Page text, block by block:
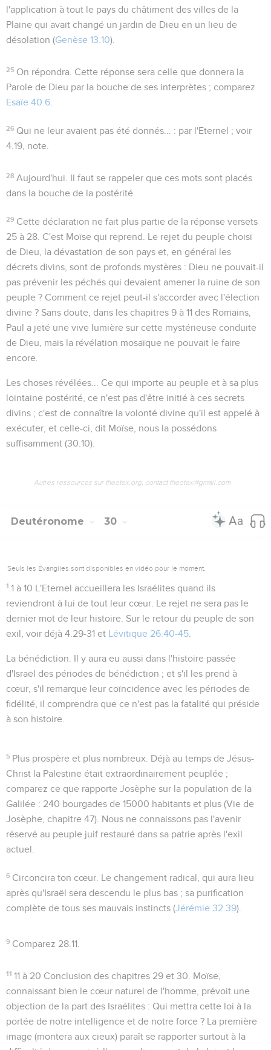
l'application à tout le pays du châtiment des villes de la
Plaine qui avait changé un jardin de Dieu en un lieu de
désolation (Genèse 13.10).
25 On répondra . Cette réponse sera celle que donnera la
Parole de Dieu par la bouche de ses interprètes ; comparez
Esaïe 40.6
26 Qui ne leur avaient pas été donnés...
: par l'Eternel ; voir
4.19 , note.
28 Aujourd'hui . Il faut se rappeler que ces mots sont placés
dans la bouche de la postérité.
29 Cette déclaration ne fait plus partie de la réponse versets
25 à 28. C'est Moïse qui reprend. Le rejet du peuple choisi
de Dieu, la dévastation de son pays et, en général les
décrets divins, sont de profonds mystères : Dieu ne pouvait-il
pas prévenir les péchés qui devaient amener la ruine de son
peuple ? Comment ce rejet peut-il s'accorder avec l'élection
divine ? Sans doute, dans les chapitres 9 à 11 des Romains,
Paul a jeté une vive lumière sur cette mystérieuse conduite
de Dieu, mais la révélation mosaïque ne pouvait le faire
encore.
Les choses révélées...
Ce qui importe au peuple et à sa plus
lointaine postérité, ce n'est pas d'être initié à ces secrets
divins ; c'est de connaître la volonté divine qu'il est appelé à
exécuter, et celle-ci, dit Moïse, nous la possédons
suffisamment (30.10).
Autres ressources sur theotex.org, contact theotex@gmail.com
Deutéronome 30
Seuls les Évangiles sont disponibles en vidéo pour le moment.
1 1 à 10 L'Eternel accueillera les Israélites quand ils
reviendront à lui de tout leur cœur. Le rejet ne sera pas le
dernier mot de leur histoire. Sur le retour du peuple de son
exil, voir déjà 4.29-31 et Lévitique 26.40-45
La bénédiction . Il y aura eu aussi dans l'histoire passée
d'Israël des périodes de bénédiction ; et s'il les prend à
cœur, s'il remarque leur coïncidence avec les périodes de
fidélité, il comprendra que ce n'est pas la fatalité qui préside
à son histoire.
5 Plus prospère et plus nombreux . Déjà au temps de Jésus-
Christ la Palestine était extraordinairement peuplée ;
comparez ce que rapporte Josèphe sur la population de la
Galilée : 240 bourgades de 15000 habitants et plus (Vie de
Josèphe, chapitre 47). Nous ne connaissons pas l'avenir
réservé au peuple juif restauré dans sa patrie après l'exil
actuel.
6 Circoncira ton cœur . Le changement radical, qui aura lieu
après qu'Israël sera descendu le plus bas ; sa purification
complète de tous ses mauvais instincts (Jérémie 32.39).
9 Comparez 28.11
11 11 à 20 Conclusion des chapitres 29 et 30. Moïse,
connaissant bien le cœur naturel de l'homme, prévoit une
objection de la part des Israélites : Qui mettra cette loi à la
portée de notre intelligence et de notre force ? La première
image (montera aux cieux) paraît se rapporter surtout à la